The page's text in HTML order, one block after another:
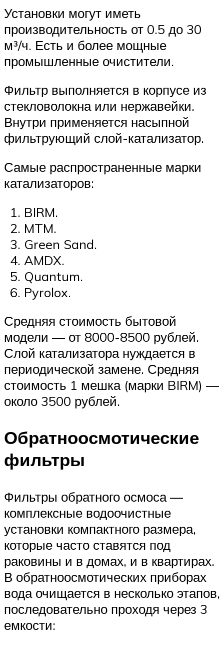
Установки могут иметь
производительность от 0.5 до 30
м³/ч. Есть и более мощные
промышленные очистители.
Фильтр выполняется в корпусе из
стекловолокна или нержавейки.
Внутри применяется насыпной
фильтрующий слой-катализатор.
Самые распространенные марки
катализаторов:
BIRM.
MTM.
Green Sand.
AMDX.
Quantum.
Pyrolox.
Средняя стоимость бытовой
модели — от 8000-8500 рублей.
Слой катализатора нуждается в
периодической замене. Средняя
стоимость 1 мешка (марки BIRM) —
около 3500 рублей.
Обратноосмотические
фильтры
Фильтры обратного осмоса —
комплексные водоочистные
установки компактного размера,
которые часто ставятся под
раковины и в домах, и в квартирах.
В обратноосмотических приборах
вода очищается в несколько этапов,
последовательно проходя через 3
емкости: